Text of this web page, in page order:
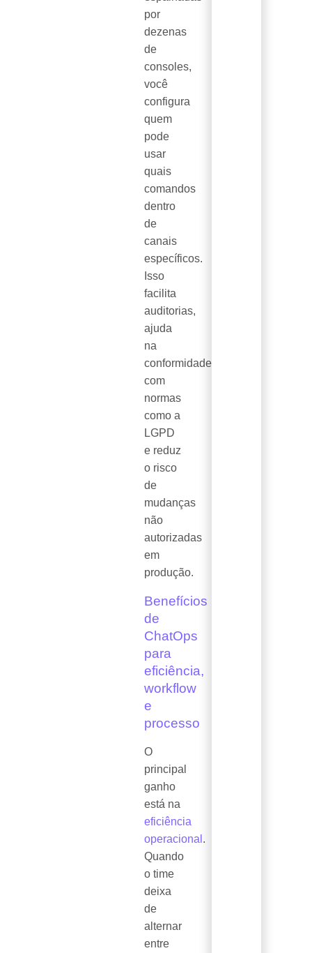
por
dezenas
de
consoles,
você
configura
quem
pode
usar
quais
comandos
dentro
de
canais
específicos.
Isso
facilita
auditorias,
ajuda
na
conformidade
com
normas
como a
LGPD
e reduz
o risco
de
mudanças
não
autorizadas
em
produção.
Benefícios
de
ChatOps
para
eficiência,
workflow
e
processo
O
principal
ganho
está na
eficiência
operacional .
Quando
o time
deixa
de
alternar
entre